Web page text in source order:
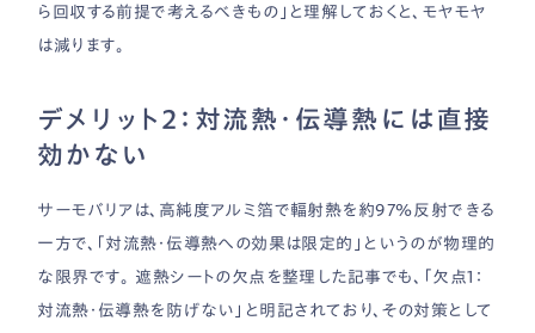
ら回収する前提で考えるべきもの」と理解しておくと、モヤモヤ
は減ります。
デメリット2：対流熱・伝導熱には直接
効かない
サーモバリアは、高純度アルミ箔で輻射熱を約97％反射できる
一方で、「対流熱・伝導熱への効果は限定的」というのが物理的
な限界です。 遮熱シートの欠点を整理した記事でも、「欠点1：
対流熱・伝導熱を防げない」と明記されており、その対策として